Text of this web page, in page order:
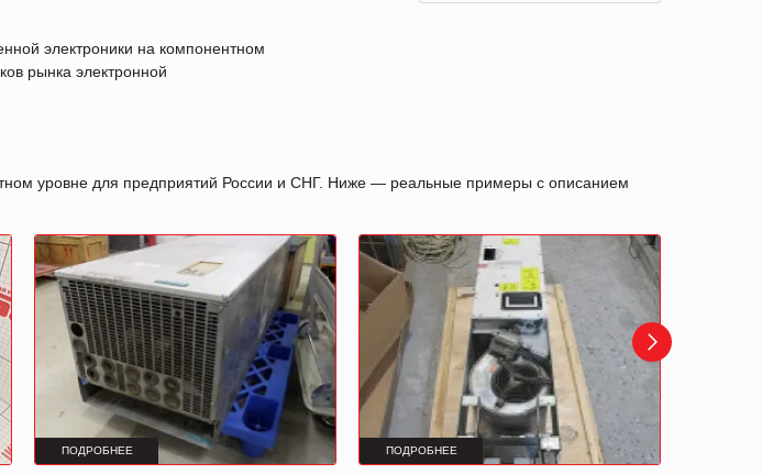
электроники на компонентном
рынка электронной
уровне для предприятий России и СНГ. Ниже — реальные примеры с описанием
ПОДРОБНЕЕ ПОДРОБНЕЕ